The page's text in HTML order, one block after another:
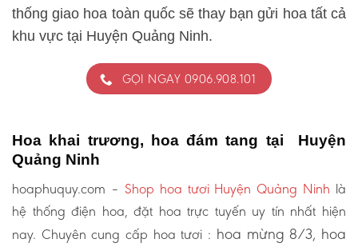
thống giao hoa toàn quốc sẽ thay bạn gửi hoa tất cả
khu vực tại Huyện Quảng Ninh.
GỌI NGAY 0906.908.101
Hoa khai trương, hoa đám tang tại Huyện
Quảng Ninh
hoaphuquy.com – Shop hoa tươi Huyện Quảng Ninh là
hệ thống điện hoa, đặt hoa trực tuyến uy tín nhất hiện
nay. Chuyên cung cấp hoa tươi : hoa mừng 8/3, hoa